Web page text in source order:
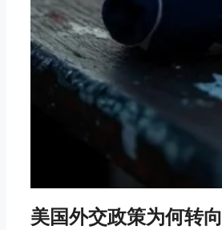
美国外交政策为何转向